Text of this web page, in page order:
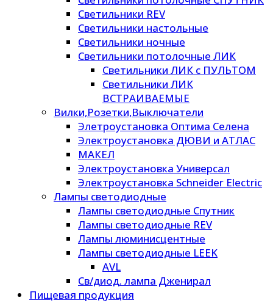
Светильники REV
Светильники настольные
Светильники ночные
Светильники потолочные ЛИК
Светильники ЛИК с ПУЛЬТОМ
Светильники ЛИК
ВСТРАИВАЕМЫЕ
Вилки,Розетки,Выключатели
Элетроустановка Оптима Селена
Электроустановка ДЮВИ и АТЛАС
МАКЕЛ
Электроустановка Универсал
Электроустановка Schneider Electric
Лампы светодиодные
Лампы светодиодные Спутник
Лампы светодиодные REV
Лампы люминисцентные
Лампы светодиодные LEEK
AVL
Св/диод. лампа Дженирал
Пищевая продукция